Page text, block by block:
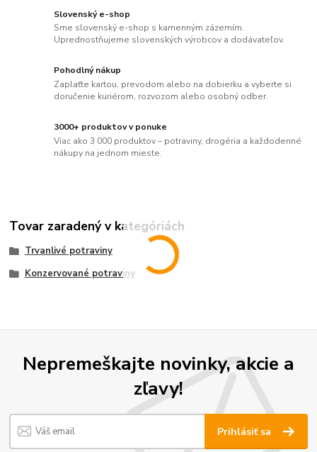
Slovenský e-shop
Sme slovenský e-shop s kamenným zázemím.
Uprednostňujeme slovenských výrobcov a dodávateľov.
Pohodlný nákup
Zaplaťte kartou, prevodom alebo na dobierku a vyberte si
doručenie kuriérom, rozvozom alebo osobný odber.
3000+ produktov v ponuke
Viac ako 3 000 produktov – potraviny, drogéria a každodenné
nákupy na jednom mieste.
Tovar zaradený v kategóriách
Trvanlivé potraviny
Konzervované potraviny
Nepremeškajte novinky, akcie a
zľavy!
Prihlásiť sa